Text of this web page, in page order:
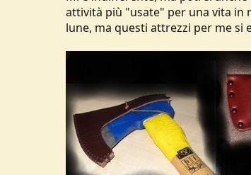
u
s
s
o
e
attività più "usate" per una vita in
lune, ma questi attrezzi per me si